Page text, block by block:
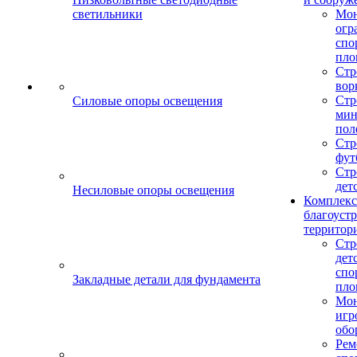
светильники
Силовые опоры освещения
Несиловые опоры освещения
Закладные детали для фундамента